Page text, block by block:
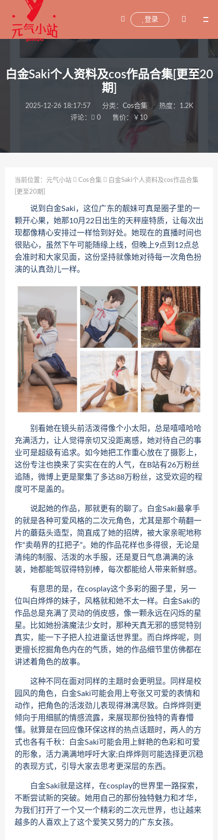
登录
白金Saki个人资料及cos作品合集[更至20
期]
2025-12-26 18:17:57 分类： Cos合集
热度：1.2K
评论：
0 售价：￥10
当前位置： 元气小站 Cos合集
白金Saki个人资料及cos作品合集
[更至20期]
说到白金Saki，这位广东的靓妹可真是圈子里的一
颗开心果，她那10月22日出生的天秤座特质，让每次出
现都像精心安排过一样恰到好处。她现在的直播时间也
很贴心，虽然下午可能随缘上线，但晚上9点到12点总
会准时和大家见面，这份坚持就像她对待每一次角色扮
演的认真劲儿一样。
别看她在镜头前活泼得像个小太阳，总是嘻嘻哈哈
充满活力，让人觉得亲切又没距离感，她对待自己的事
业可是超级有追求。如今她把工作重心放在了摄影上，
这份专注也换来了实实在在的人气，在B站有26万粉丝
追随，微博上更是聚集了多达88万粉丝，这受欢迎的程
度可不是盖的。
说起她的作品，那就更有的聊了。白金Saki最拿手
的就是各种可爱风格的二次元角色，尤其是那个萌翻一
片的蘑菇头造型，简直成了她的招牌，被大家亲昵地称
作“卖萌界的扛把子”。她的作品花样也多得很，无论是
清纯的制服、活泼的水手服，还是夏日气息满满的泳
装，她都能驾驭得特别棒，每次都能给人带来新鲜感。
有意思的是，在cosplay这个多彩的圈子里，另一
位叫白烨烨的妹子，风格就和她不太一样。白金Saki的
作品总是充满了灵动的俏皮感，像一颗永远在闪烁的星
星。比如她扮演魔法少女时，那种天真无邪的感觉特别
真实，能一下子把人拉进童话世界里。而白烨烨呢，则
更擅长挖掘角色内在的气质，她的作品细节里仿佛都在
讲述着角色的故事。
这种不同在面对同样的主题时会更明显。同样是校
园风的角色，白金Saki可能会用上夸张又可爱的表情和
动作，把角色的活泼劲儿表现得淋漓尽致。白烨烨则更
倾向于用细腻的情感流露，来展现那份独特的青春懵
懂。就算是在回应像环保这样的热点话题时，两人的方
式也各有千秋：白金Saki可能会用上鲜艳的色彩和可爱
的形象，活力满满地呼吁大家;白烨烨则可能选择更沉稳
的表现方式，引导大家去思考更深层的东西。
白金Saki就是这样，在cosplay的世界里一路探索，
不断尝试新的突破。她用自己的那份独特魅力和才华，
为我们打开了一个又一个精彩的二次元世界，也让越来
越多的人喜欢上了这个爱笑又努力的广东女孩。